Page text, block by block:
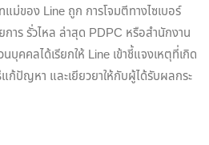
ม่ของ Line ถูก การโจมตีทางไซเบอร์
าร รั่วไหล ล่าสุด PDPC หรือสำนักงาน
คคลได้เรียกให้ Line เข้าชี้แจงเหตุที่เกิด
ก้ปัญหา และเยียวยาให้กับผู้ได้รับผลกระ